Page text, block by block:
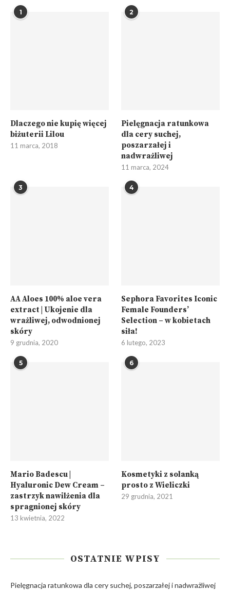
1
Dlaczego nie kupię więcej
biżuterii Lilou
11 marca, 2018
2
Pielęgnacja ratunkowa
dla cery suchej,
poszarzałej i
nadwrażliwej
11 marca, 2024
3
AA Aloes 100% aloe vera
extract | Ukojenie dla
wrażliwej, odwodnionej
skóry
9 grudnia, 2020
4
Sephora Favorites Iconic
Female Founders’
Selection – w kobietach
siła!
6 lutego, 2023
5
Mario Badescu |
Hyaluronic Dew Cream –
zastrzyk nawilżenia dla
spragnionej skóry
13 kwietnia, 2022
6
Kosmetyki z solanką
prosto z Wieliczki
29 grudnia, 2021
OSTATNIE WPISY
Pielęgnacja ratunkowa dla cery suchej, poszarzałej i nadwrażliwej